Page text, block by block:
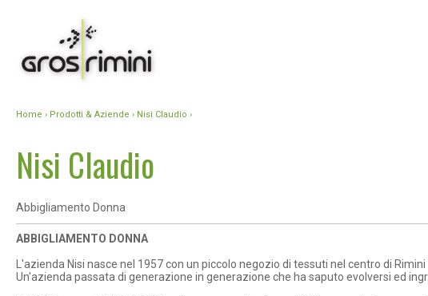
Home › Prodotti & Aziende › Nisi Claudio ›
Nisi Claudio
Abbigliamento Donna
ABBIGLIAMENTO DONNA
L'azienda Nisi nasce nel 1957 con un piccolo negozio di tessuti nel centro di
Un'azienda passata di generazione in generazione che ha saputo evolversi ed